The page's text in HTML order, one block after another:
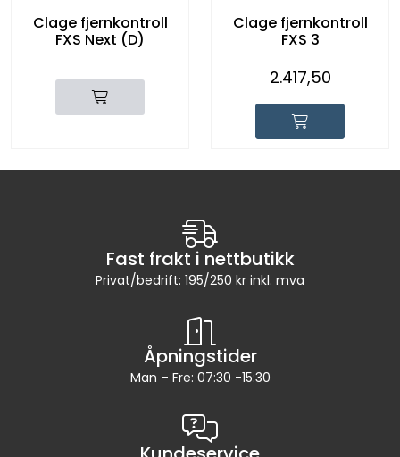
Clage fjernkontroll
FXS Next (D)
Clage fjernkontroll
FXS 3
2.417,50
Fast frakt i nettbutikk
Privat/bedrift: 195/250 kr inkl. mva
Åpningstider
Man – Fre: 07:30 -15:30